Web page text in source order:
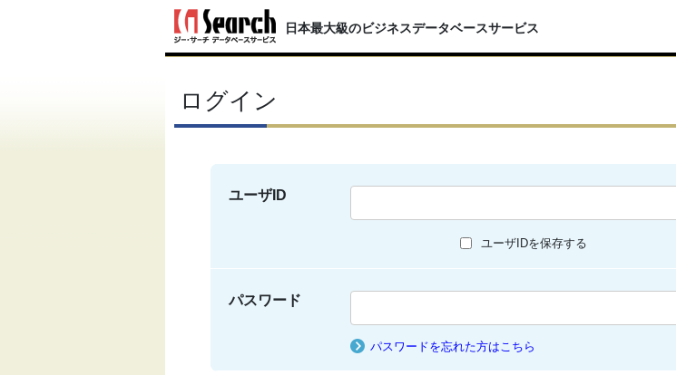
日本最大級のビジネスデータベースサービス
ログイン
ユーザID
ユーザIDを保存する
パスワード
パスワードを忘れた方はこちら